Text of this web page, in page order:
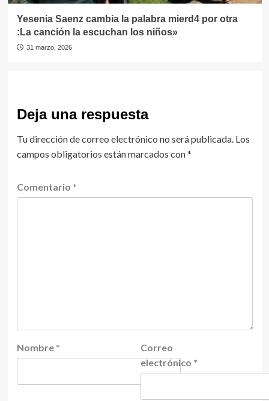
Yesenia Saenz cambia la palabra mierd4 por otra
:La canción la escuchan los niños»
31 marzo, 2026
Deja una respuesta
Tu dirección de correo electrónico no será publicada. Los
campos obligatorios están marcados con*
Comentario *
Nombre *
Correo
electrónico *